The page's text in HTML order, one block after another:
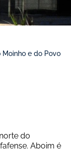
Moinho e do Povo
do
Aboim é